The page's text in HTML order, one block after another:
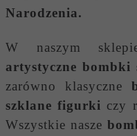
Narodzenia.
W naszym
artystyczne bombki
zarówno klasyczne
szklane figurki czy
Wszystkie nasze